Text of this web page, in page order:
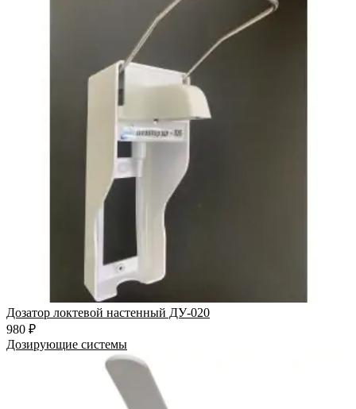
Дозатор локтевой настенный ДУ-020
980 ₽
Дозирующие системы